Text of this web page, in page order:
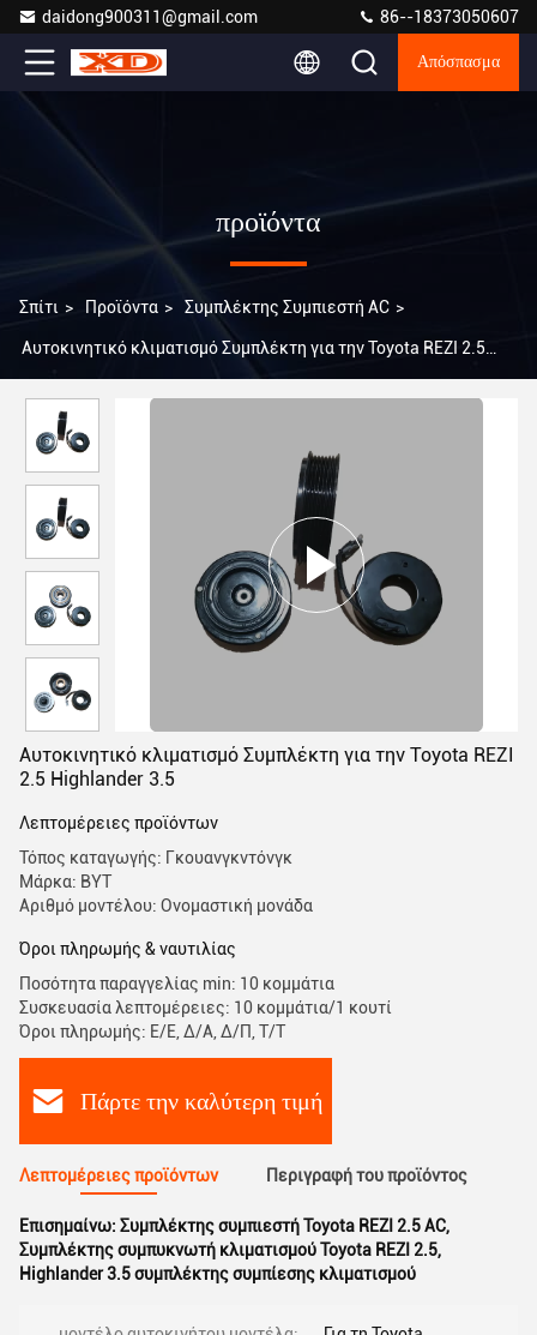
daidong900311@gmail.com 86--18373050607
Απόσπασμα
προϊόντα
Σπίτι > Προϊόντα > Συμπλέκτης Συμπιεστή AC >
Αυτοκινητικό κλιματισμό Συμπλέκτη για την Toyota REZI 2.5
Αυτοκινητικό κλιματισμό Συμπλέκτη για την Toyota REZI
2.5 Highlander 3.5
Λεπτομέρειες προϊόντων
Τόπος καταγωγής: Γκουανγκντόνγκ
Μάρκα: BYT
Αριθμό μοντέλου: Ονομαστική μονάδα
Όροι πληρωμής & ναυτιλίας
Ποσότητα παραγγελίας min: 10 κομμάτια
Συσκευασία λεπτομέρειες: 10 κομμάτια/1 κουτί
Όροι πληρωμής: Ε/Ε, Δ/Α, Δ/Π, Τ/Τ
Πάρτε την καλύτερη τιμή
Λεπτομέρειες προϊόντων Περιγραφή του προϊόντος
Επισημαίνω: Συμπλέκτης συμπιεστή Toyota REZI 2.5 AC,
Συμπλέκτης συμπυκνωτή κλιματισμού Toyota REZI 2.5,
Highlander 3.5 συμπλέκτης συμπίεσης κλιματισμού